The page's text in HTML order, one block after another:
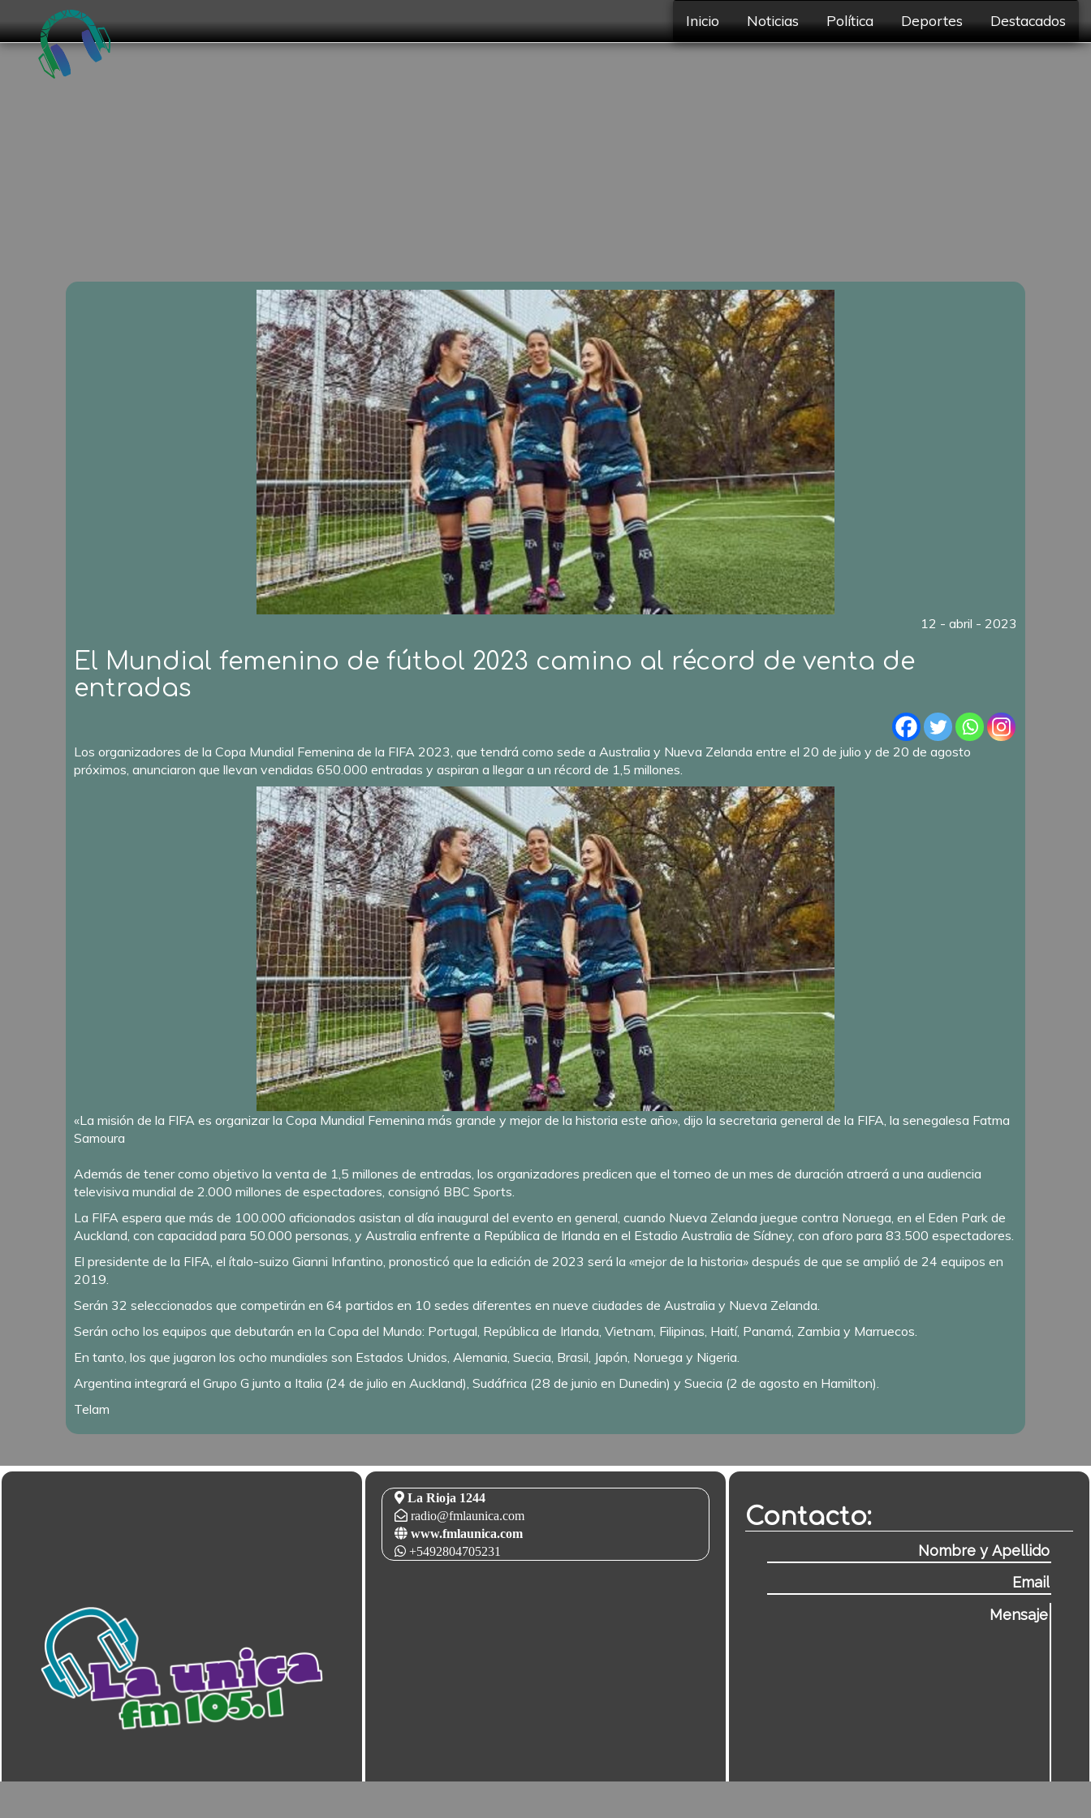
Inicio Noticias Política Deportes Destacados
12 - abril - 2023
El Mundial femenino de fútbol 2023 camino al récord de venta de
entradas
Los organizadores de la Copa Mundial Femenina de la FIFA 2023, que tendrá como sede a Australia y Nueva Zelanda entre el 20 de julio y de 20 de agosto
próximos, anunciaron que llevan vendidas 650.000 entradas y aspiran a llegar a un récord de 1,5 millones.
«La misión de la FIFA es organizar la Copa Mundial Femenina más grande y mejor de la historia este año», dijo la secretaria general de la FIFA, la senegalesa Fatma
Samoura
Además de tener como objetivo la venta de 1,5 millones de entradas, los organizadores predicen que el torneo de un mes de duración atraerá a una audiencia
televisiva mundial de 2.000 millones de espectadores, consignó BBC Sports.
La FIFA espera que más de 100.000 aficionados asistan al día inaugural del evento en general, cuando Nueva Zelanda juegue contra Noruega, en el Eden Park de
Auckland, con capacidad para 50.000 personas, y Australia enfrente a República de Irlanda en el Estadio Australia de Sídney, con aforo para 83.500 espectadores.
El presidente de la FIFA, el ítalo-suizo Gianni Infantino, pronosticó que la edición de 2023 será la «mejor de la historia» después de que se amplió de 24 equipos en
2019.
Serán 32 seleccionados que competirán en 64 partidos en 10 sedes diferentes en nueve ciudades de Australia y Nueva Zelanda.
Serán ocho los equipos que debutarán en la Copa del Mundo: Portugal, República de Irlanda, Vietnam, Filipinas, Haití, Panamá, Zambia y Marruecos.
En tanto, los que jugaron los ocho mundiales son Estados Unidos, Alemania, Suecia, Brasil, Japón, Noruega y Nigeria.
Argentina integrará el Grupo G junto a Italia (24 de julio en Auckland), Sudáfrica (28 de junio en Dunedin) y Suecia (2 de agosto en Hamilton).
Telam
La Rioja 1244
radio@fmlaunica.com
www.fmlaunica.com
+5492804705231
Contacto: